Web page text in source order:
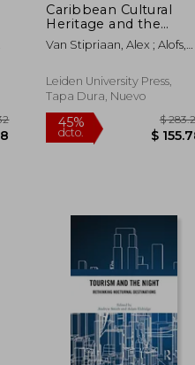
Caribbean Cultural
Heritage and the
Nation: Aruba, Bonaire
and Curaçao in a
Inglés)
Van Stipriaan, Alex ; Alofs,
Leiden University Press,
Tapa Dura, Nuevo